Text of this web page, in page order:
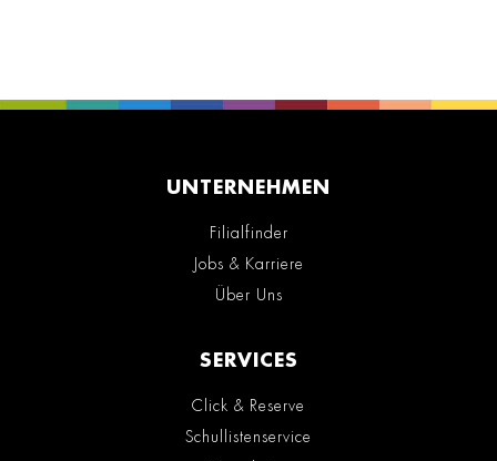
UNTERNEHMEN
Filialfinder
Jobs & Karriere
Über Uns
SERVICES
Click & Reserve
Schullistenservice